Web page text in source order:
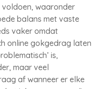
waaronder
balans met vaste
vaker omdat
online gokgedrag laten
is,
maar veel
af wanneer er elke